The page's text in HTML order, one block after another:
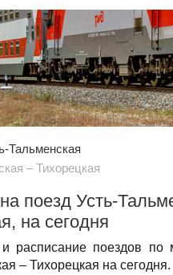
Тальменская
– Тихорецкая
поезд Усть-
на сегодня
расписание поездов по
– Тихорецкая на сегодня.